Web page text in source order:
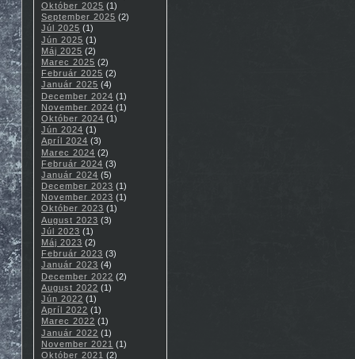
Október 2025 (1)
September 2025 (2)
Júl 2025 (1)
Jún 2025 (1)
Máj 2025 (2)
Marec 2025 (2)
Február 2025 (2)
Január 2025 (4)
December 2024 (1)
November 2024 (1)
Október 2024 (1)
Jún 2024 (1)
Apríl 2024 (3)
Marec 2024 (2)
Február 2024 (3)
Január 2024 (5)
December 2023 (1)
November 2023 (1)
Október 2023 (1)
August 2023 (3)
Júl 2023 (1)
Máj 2023 (2)
Február 2023 (3)
Január 2023 (4)
December 2022 (2)
August 2022 (1)
Jún 2022 (1)
Apríl 2022 (1)
Marec 2022 (1)
Január 2022 (1)
November 2021 (1)
Október 2021 (2)